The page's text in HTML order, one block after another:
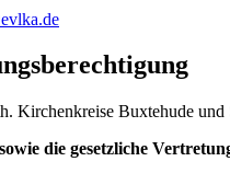
Kirchenkreise Buxtehude
die gesetzliche